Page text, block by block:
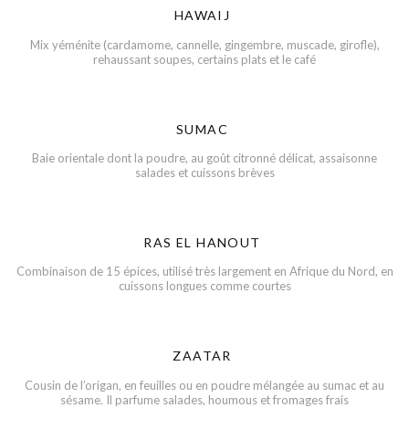
HAWAIJ
Mix yéménite (cardamome, cannelle, gingembre, muscade, girofle),
rehaussant soupes, certains plats et le café
SUMAC
Baie orientale dont la poudre, au goût citronné délicat, assaisonne
salades et cuissons brèves
RAS EL HANOUT
Combinaison de 15 épices, utilisé très largement en Afrique du Nord, en
cuissons longues comme courtes
ZAATAR
Cousin de l’origan, en feuilles ou en poudre mélangée au sumac et au
sésame. Il parfume salades, houmous et fromages frais